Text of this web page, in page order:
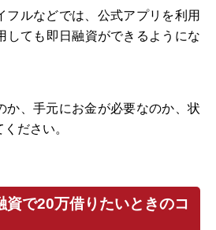
フルなどでは、公式アプリを利用
しても即日融資ができるようにな
か、手元にお金が必要なのか、状
ださい。
資で20万借りたいときのコ